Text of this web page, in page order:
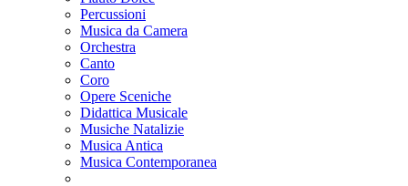
Percussioni
Musica da Camera
Orchestra
Canto
Coro
Opere Sceniche
Didattica Musicale
Musiche Natalizie
Musica Antica
Musica Contemporanea